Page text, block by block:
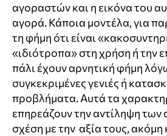
αγοραστών και η εικόνα του
αγορά. Κάποια μοντέλα, για
τη φήμη ότι είναι
«ιδιότροπα» στη χρήση ή την
πάλι έχουν αρνητική φήμη
συγκεκριμένες γενιές ή
προβλήματα. Αυτά τα
επηρεάζουν την αντίληψη
σχέση με την αξία τους, ακόμη